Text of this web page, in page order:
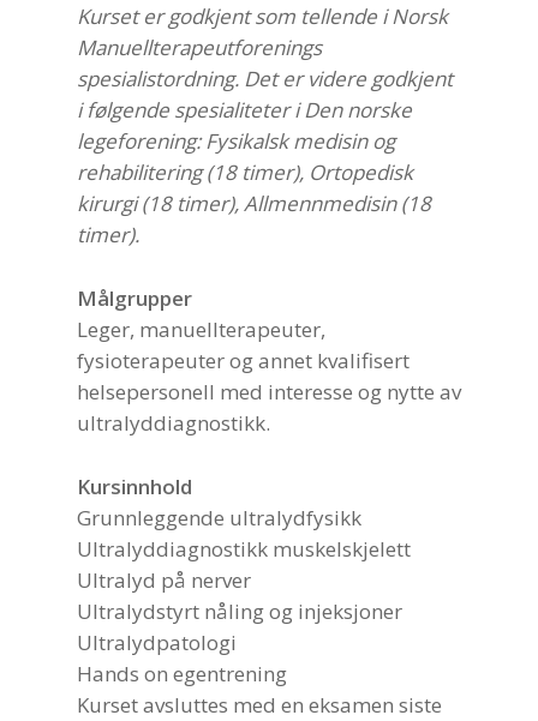
Kurset er godkjent som tellende i Norsk
Manuellterapeutforenings
spesialistordning. Det er videre godkjent
i følgende spesialiteter i Den norske
legeforening: Fysikalsk medisin og
rehabilitering (18 timer), Ortopedisk
kirurgi (18 timer), Allmennmedisin (18
timer).
Målgrupper
Leger, manuellterapeuter,
fysioterapeuter og annet kvalifisert
helsepersonell med interesse og nytte av
ultralyddiagnostikk.
Kursinnhold
Grunnleggende ultralydfysikk
Ultralyddiagnostikk muskelskjelett
Ultralyd på nerver
Ultralydstyrt nåling og injeksjoner
Ultralydpatologi
Hands on egentrening
Kurset avsluttes med en eksamen siste